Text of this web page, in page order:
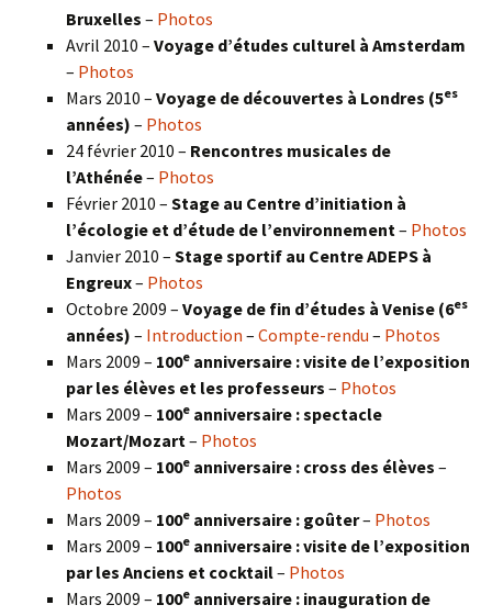
Bruxelles – Photos
Avril 2010 – Voyage d’études culturel à Amsterdam
– Photos
Mars 2010 – Voyage de découvertes à Londres (5es
années) – Photos
24 février 2010 – Rencontres musicales de
l’Athénée– Photos
Février 2010 – Stage au Centre d’initiation à
l’écologie et d’étude de l’environnement – Photos
Janvier 2010 – Stage sportif au Centre ADEPS à
Engreux– Photos
Octobre 2009 – Voyage de fin d’études à Venise (6es
années) – Introduction – Compte-rendu – Photos
Mars 2009 – 100e anniversaire : visite de l’exposition
par les élèves et les professeurs – Photos
Mars 2009 – 100e anniversaire : spectacle
Mozart/Mozart – Photos
Mars 2009 – 100e anniversaire : cross des élèves –
Photos
Mars 2009 – 100e anniversaire : goûter– Photos
Mars 2009 – 100e anniversaire : visite de l’exposition
par les Anciens et cocktail– Photos
Mars 2009 – 100e anniversaire : inauguration de